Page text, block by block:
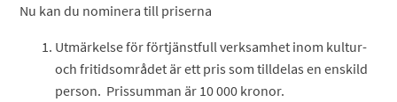
Nu kan du nominera till priserna
Utmärkelse för förtjänstfull verksamhet inom kultur-
och fritidsområdet är ett pris som tilldelas en enskild
person. Prissumman är 10 000 kronor.